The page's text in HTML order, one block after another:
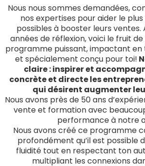
Nous nous sommes demandées,
nos expertises pour aider le
possibles à booster leurs ventes.
années de réflexion, voici le fruit
programme puissant, impactant
et spécialement conçu pour toi!
claire : inspirer et
concrète et directe les
qui désirent augmenter
Nous avons près de 50 ans
vente et formation avec
performance à notre
Nous avons créé ce programme
profondément qu’il est possible
fluidité tout en respectant ton
multipliant les connexions